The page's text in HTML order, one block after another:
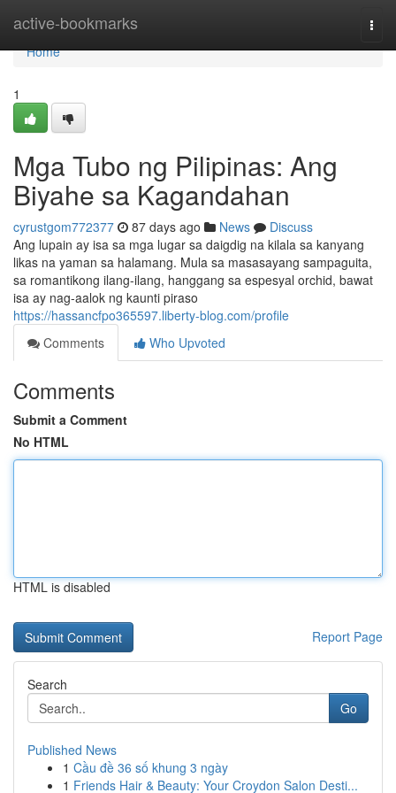
active-bookmarks
Home
Home
1
Mga Tubo ng Pilipinas: Ang
Biyahe sa Kagandahan
cyrustgom772377 87 days ago News
Discuss
Ang lupain ay isa sa mga lugar sa daigdig na kilala sa kanyang
likas na yaman sa halamang. Mula sa masasayang sampaguita,
sa romantikong ilang-ilang, hanggang sa espesyal orchid, bawat
isa ay nag-aalok ng kaunti piraso
https://hassancfpo365597.liberty-blog.com/profile
Comments
Who Upvoted
Comments
Submit a Comment
No HTML
HTML is disabled
Report Page
Search
Go
Published News
1 Cầu đề 36 số khung 3 ngày
1 Friends Hair & Beauty: Your Croydon Salon Desti...